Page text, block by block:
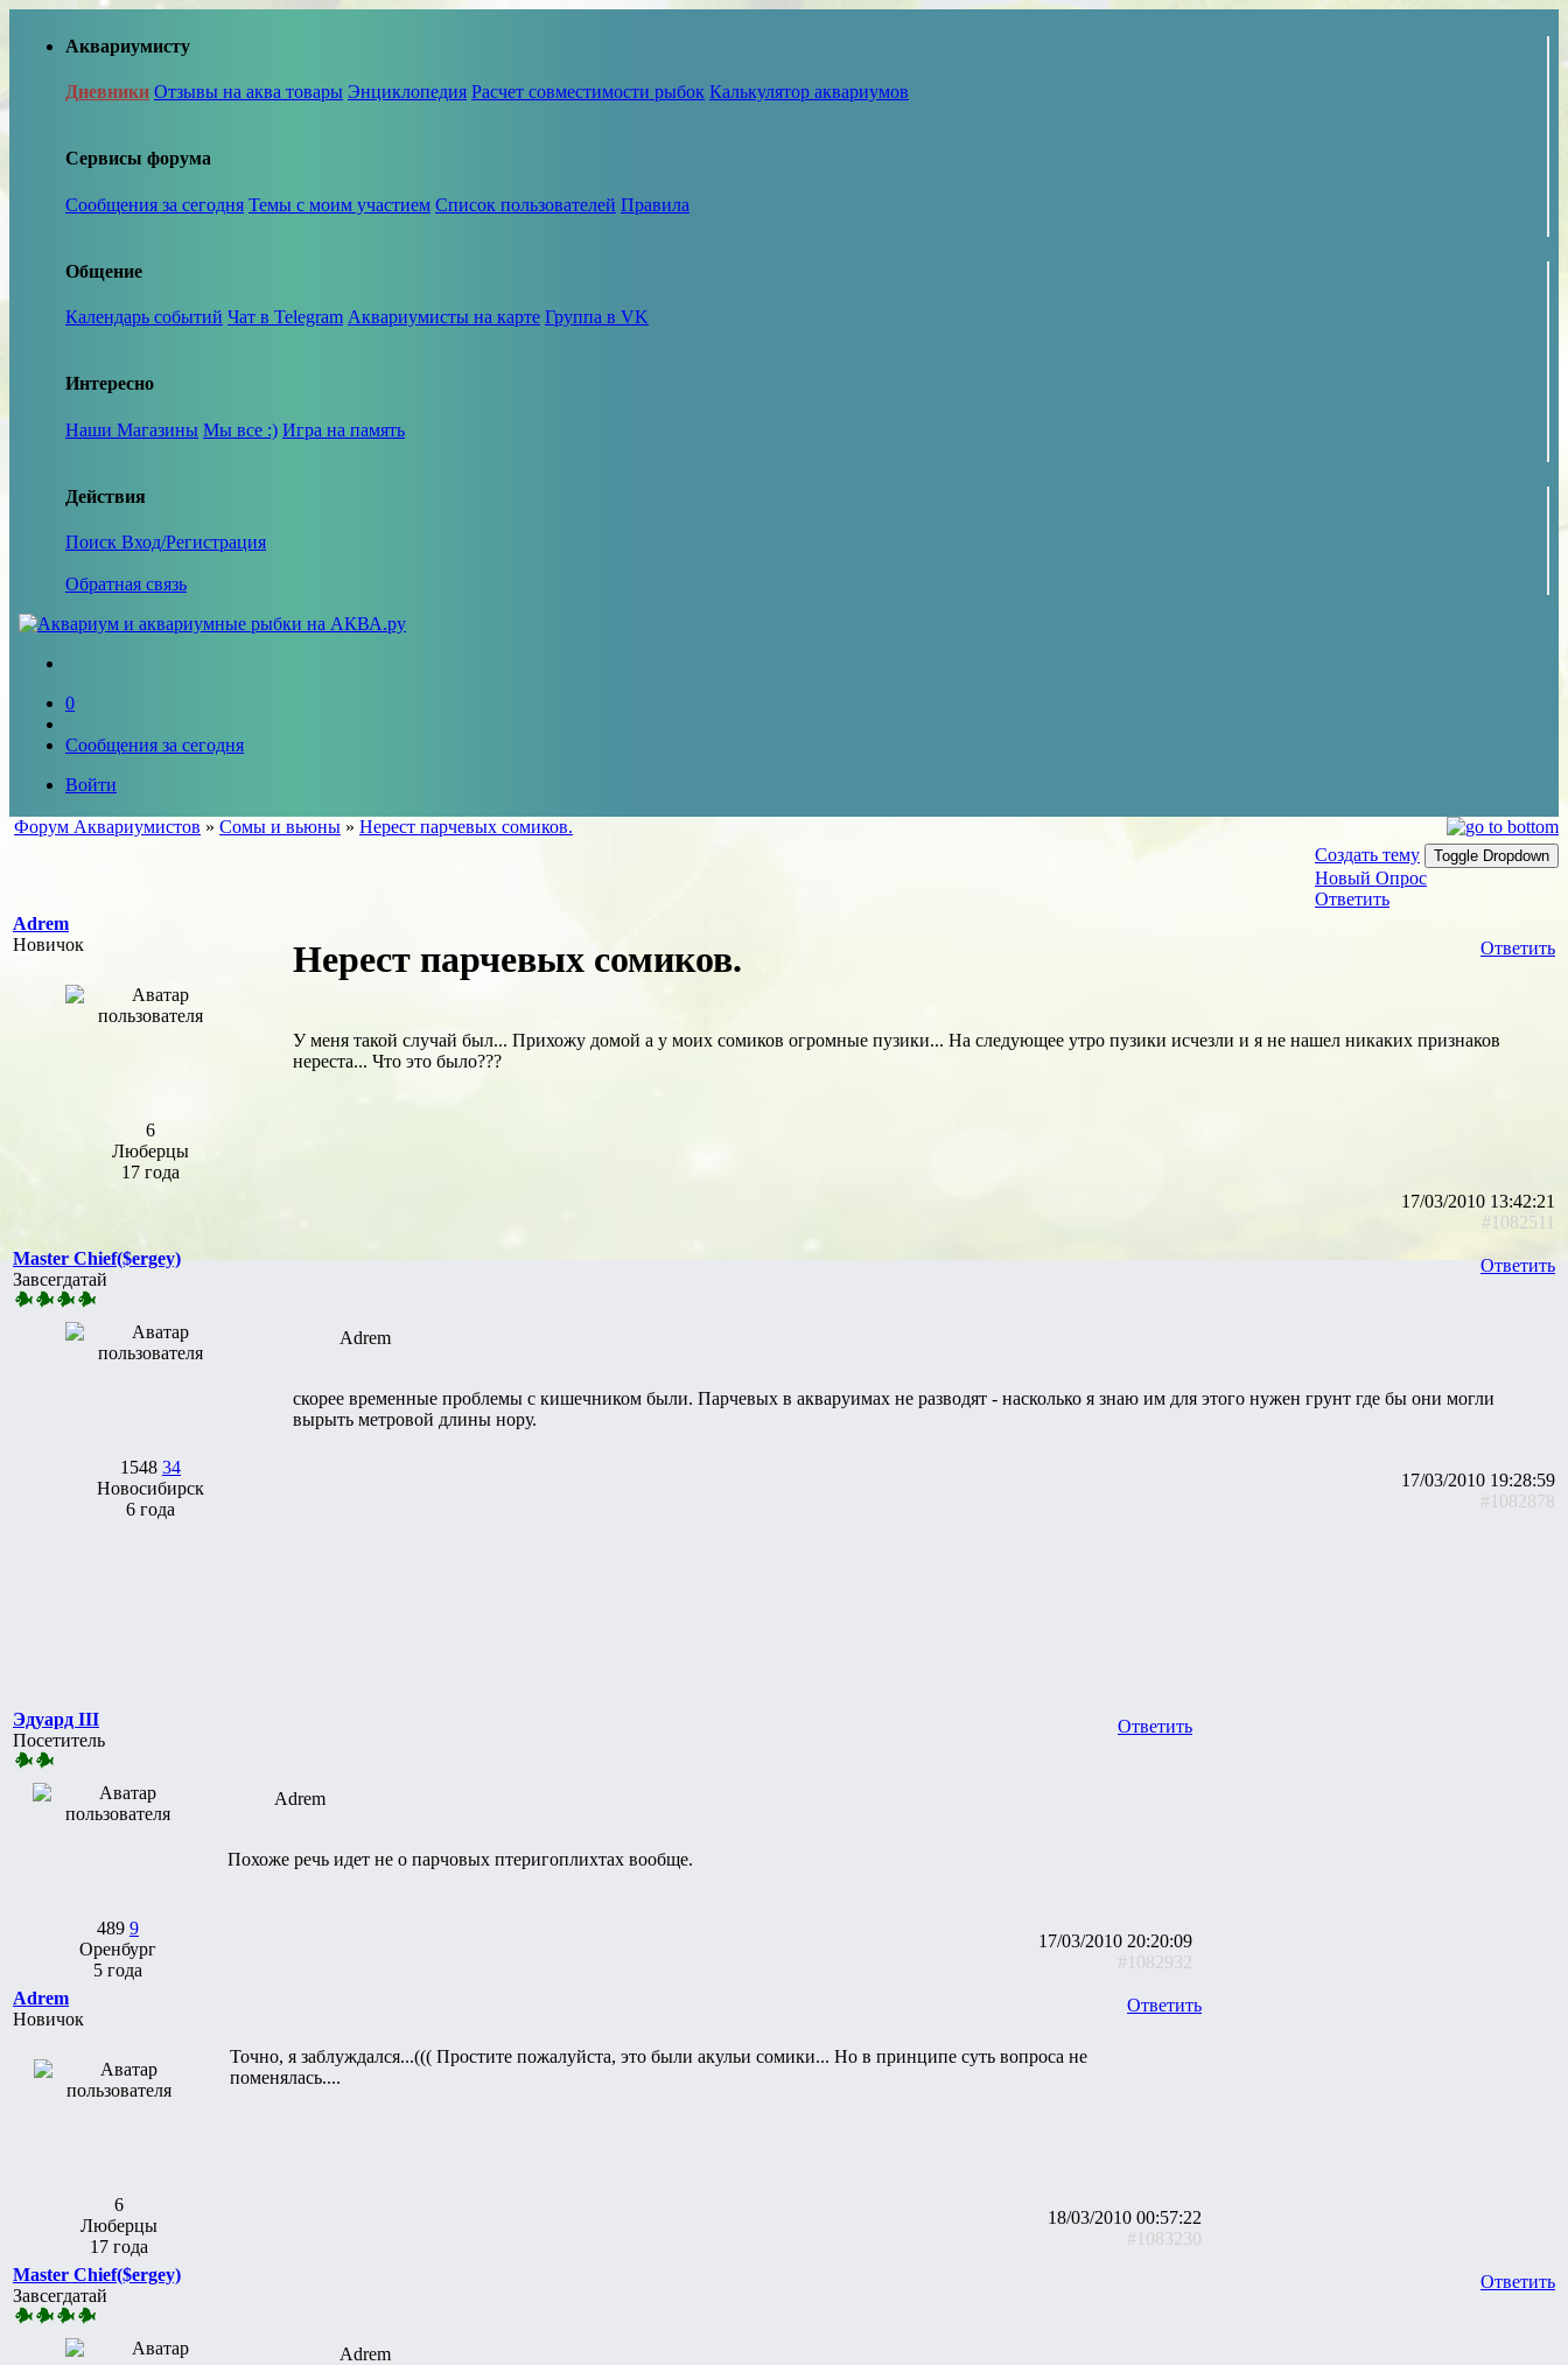
Аквариумисту
Дневники Отзывы на аква товары Энциклопедия Расчет совместимости рыбок Калькулятор аквариумов
Сервисы форума
Сообщения за сегодня Темы с моим участием Список пользователей Правила
Общение
Календарь событий Чат в Telegram Аквариумисты на карте Группа в VK
Интересно
Наши Магазины Мы все :) Игра на память
Действия
Поиск Вход/Регистрация
Обратная связь
0
Сообщения за сегодня
Войти
Форум Аквариумистов » Сомы и вьюны » Нерест парчевых сомиков.
Создать тему
Toggle Dropdown
Новый Опрос
Ответить
Adrem
Новичок
6
Люберцы
17 года
Ответить
Нерест парчевых сомиков.
У меня такой случай был... Прихожу домой а у моих сомиков огромные пузики... На следующее утро пузики исчезли и я не нашел никаких признаков
нереста... Что это было???
17/03/2010 13:42:21
#1082511
Master Chief($ergey)
Завсегдатай
1548 34
Новосибирск
6 года
Ответить
Adrem
скорее временные проблемы с кишечником были. Парчевых в акваруимах не разводят - насколько я знаю им для этого нужен грунт где бы они могли
вырыть метровой длины нору.
17/03/2010 19:28:59
#1082878
Эдуард III
Посетитель
489 9
Оренбург
5 года
Ответить
Adrem
Похоже речь идет не о парчовых птеригоплихтах вообще.
17/03/2010 20:20:09
#1082932
Adrem
Новичок
6
Люберцы
17 года
Ответить
Точно, я заблуждался...((( Простите пожалуйста, это были акульи сомики... Но в принципе суть вопроса не
поменялась....
18/03/2010 00:57:22
#1083230
Master Chief($ergey)
Завсегдатай
Ответить
Adrem